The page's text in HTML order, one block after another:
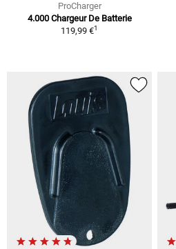
ProCharger
4.000 Chargeur De Batterie
119,99 €1